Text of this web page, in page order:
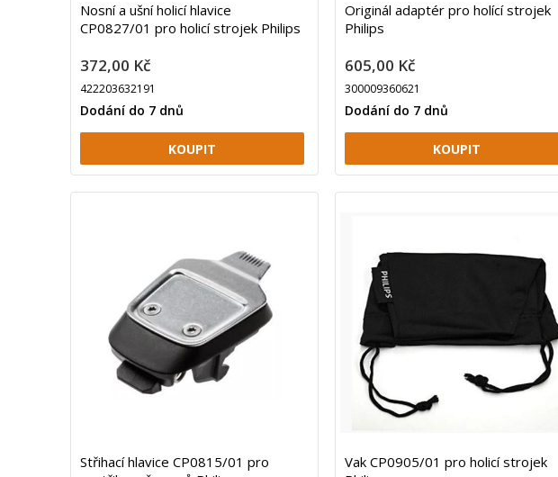
Nosní a ušní holicí hlavice
CP0827/01 pro holicí strojek Philips
372,00 Kč
422203632191
Dodání do 7 dnů
Originál adaptér pro holící strojek
Philips
605,00 Kč
300009360621
Dodání do 7 dnů
Střihací hlavice CP0815/01 pro
Vak CP0905/01 pro holicí strojek